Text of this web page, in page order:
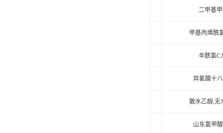
二甲基
甲基丙烯酰
辛酰氯
异氰酸十
散水乙醇,无
山东氯甲